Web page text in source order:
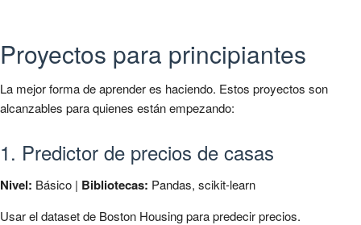
Proyectos para principiantes
La mejor forma de aprender es haciendo. Estos proyectos son
alcanzables para quienes están empezando:
1. Predictor de precios de casas
Nivel: Básico | Bibliotecas: Pandas, scikit-learn
Usar el dataset de Boston Housing para predecir precios.